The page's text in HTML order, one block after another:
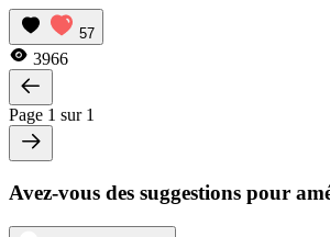
57
3966
Page 1 sur 1
Avez-vous des suggestions pour